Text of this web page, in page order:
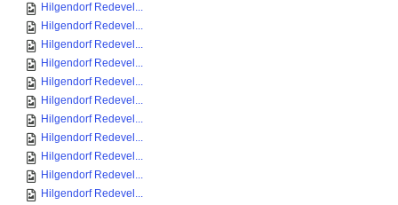
Hilgendorf Redevel...
Hilgendorf Redevel...
Hilgendorf Redevel...
Hilgendorf Redevel...
Hilgendorf Redevel...
Hilgendorf Redevel...
Hilgendorf Redevel...
Hilgendorf Redevel...
Hilgendorf Redevel...
Hilgendorf Redevel...
Hilgendorf Redevel...